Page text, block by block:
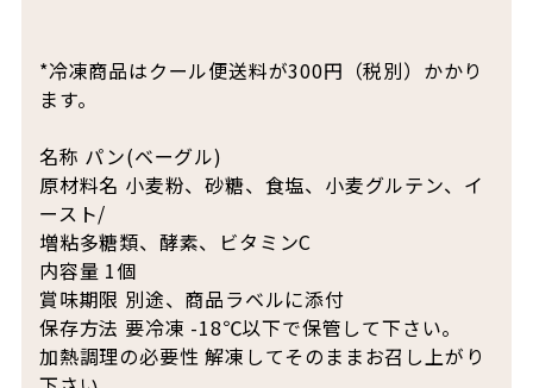
*冷凍商品はクール便送料が300円（税別）かかり
ます。
名称 パン(ベーグル)
原材料名 小麦粉、砂糖、食塩、小麦グルテン、イ
ースト/
増粘多糖類、酵素、ビタミンC
内容量 1個
賞味期限 別途、商品ラベルに添付
保存方法 要冷凍 -18℃以下で保管して下さい。
加熱調理の必要性 解凍してそのままお召し上がり